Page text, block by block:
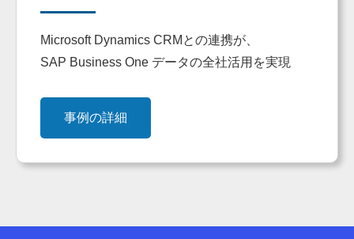
Microsoft Dynamics CRMとの連携が、
SAP Business One データの全社活用を実現
事例の詳細